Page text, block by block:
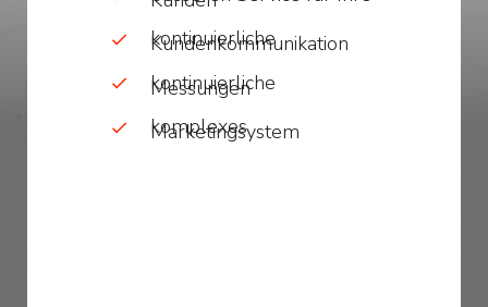
kontinuierliche
Kundenkommunikation
kontinuierliche
Messungen
komplexes
Marketingsystem